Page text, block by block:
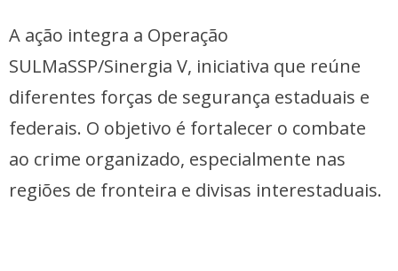
A ação integra a Operação
SULMaSSP/Sinergia V, iniciativa que reúne
diferentes forças de segurança estaduais e
federais. O objetivo é fortalecer o combate
ao crime organizado, especialmente nas
regiões de fronteira e divisas interestaduais.